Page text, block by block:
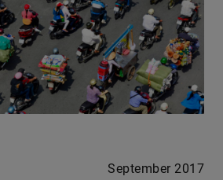
September 2017